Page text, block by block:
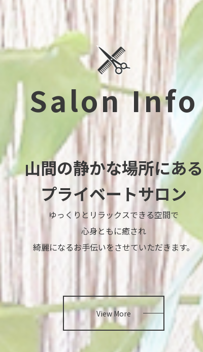
Salon Info
山間の静かな場所にある
プライベートサロン
ゆっくりとリラックスできる空間で
心身ともに癒され
綺麗になるお手伝いをさせていただきます。
View More